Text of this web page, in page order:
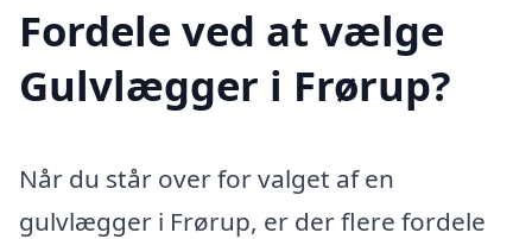
Fordele ved at vælge
Gulvlægger i Frørup?
Når du står over for valget af en
gulvlægger i Frørup, er der flere fordele